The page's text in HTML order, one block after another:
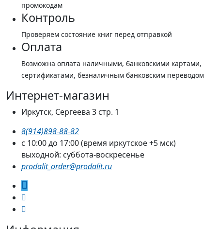
промокодам
Контроль
Проверяем состояние книг перед отправкой
Оплата
Возможна оплата наличными, банковскими картами,
сертификатами, безналичным банковским переводом
Интернет-магазин
Иркутск, Сергеева 3 стр. 1
8(914)898-88-82
с 10:00 до 17:00 (время иркутское +5 мск)
выходной: суббота-воскресенье
prodalit_order@prodalit.ru